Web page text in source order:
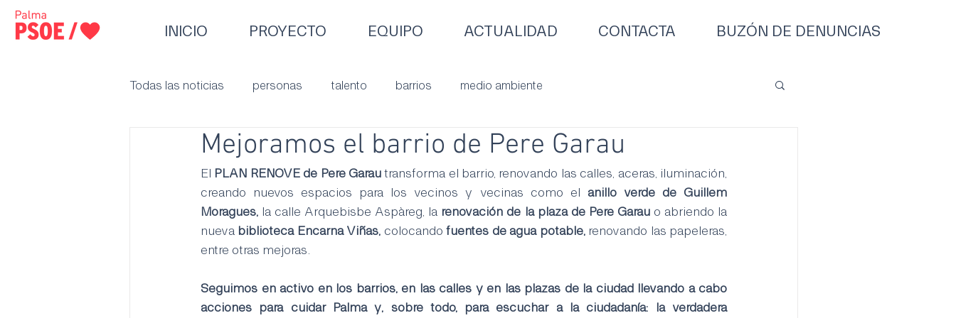
INICIO PROYECTO EQUIPO ACTUALIDAD CONTACTA BUZÓN DE DENUNCIAS
Todas las noticias personas talento barrios medio ambiente
Mejoramos el barrio de Pere Garau
El PLAN RENOVE de Pere Garau transforma el barrio, renovando las calles, aceras, iluminación,
creando nuevos espacios para los vecinos y vecinas como el anillo verde de Guillem
Moragues, la calle Arquebisbe Aspàreg, la renovación de la plaza de Pere Garau o abriendo la
nueva biblioteca Encarna Viñas, colocando fuentes de agua potable, renovando las papeleras,
entre otras mejoras.
Seguimos en activo en los barrios, en las calles y en las plazas de la ciudad llevando a cabo
acciones para cuidar Palma y, sobre todo, para escuchar a la ciudadanía: la verdadera